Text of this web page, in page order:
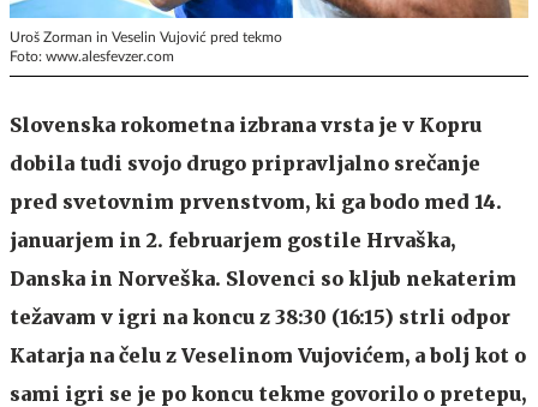
Uroš Zorman in Veselin Vujović pred tekmo
Foto: www.alesfevzer.com
Slovenska rokometna izbrana vrsta je v Kopru
dobila tudi svojo drugo pripravljalno srečanje
pred svetovnim prvenstvom, ki ga bodo med 14.
januarjem in 2. februarjem gostile Hrvaška,
Danska in Norveška. Slovenci so kljub nekaterim
težavam v igri na koncu z 38:30 (16:15) strli odpor
Katarja na čelu z Veselinom Vujovićem, a bolj kot o
sami igri se je po koncu tekme govorilo o pretepu,